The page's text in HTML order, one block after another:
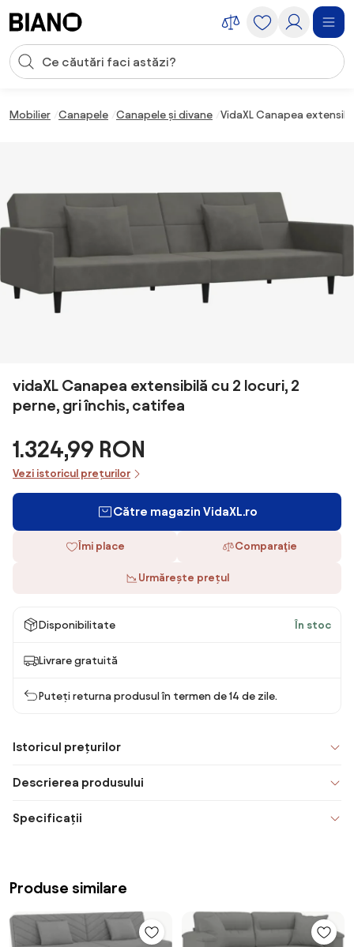
Introducerea căutării
Mobilier Canapele Canapele și divane VidaXL Canapea
vidaXL Canapea extensibilă cu 2 locuri, 2
perne, gri închis, catifea
1.324,99 RON
Vezi istoricul prețurilor
Către magazin VidaXL.ro
Îmi place Comparaţie
Urmărește prețul
Disponibilitate În stoc
Livrare gratuită
Puteți returna produsul în termen de 14 de zile.
Istoricul prețurilor
Descrierea produsului
Specificații
Produse similare